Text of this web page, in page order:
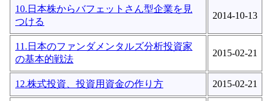
10.日本株からバフェットさん型企業を見
つける
2014-10-13
11.日本のファンダメンタルズ分析投資家
の基本的戦法
2015-02-21
12.株式投資、投資用資金の作り方 2015-02-21